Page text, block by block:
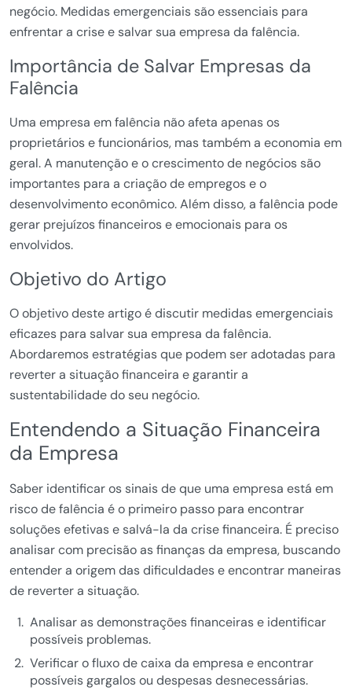
negócio. Medidas emergenciais são essenciais para
enfrentar a crise e salvar sua empresa da falência.
Importância de Salvar Empresas da
Falência
Uma empresa em falência não afeta apenas os
proprietários e funcionários, mas também a economia em
geral. A manutenção e o crescimento de negócios são
importantes para a criação de empregos e o
desenvolvimento econômico. Além disso, a falência pode
gerar prejuízos financeiros e emocionais para os
envolvidos.
Objetivo do Artigo
O objetivo deste artigo é discutir medidas emergenciais
eficazes para salvar sua empresa da falência.
Abordaremos estratégias que podem ser adotadas para
reverter a situação financeira e garantir a
sustentabilidade do seu negócio.
Entendendo a Situação Financeira
da Empresa
Saber identificar os sinais de que uma empresa está em
risco de falência é o primeiro passo para encontrar
soluções efetivas e salvá-la da crise financeira. É preciso
analisar com precisão as finanças da empresa, buscando
entender a origem das dificuldades e encontrar maneiras
de reverter a situação.
Analisar as demonstrações financeiras e identificar
possíveis problemas.
Verificar o fluxo de caixa da empresa e encontrar
possíveis gargalos ou despesas desnecessárias.